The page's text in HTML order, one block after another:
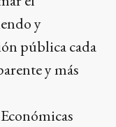
y
pública cada
y más